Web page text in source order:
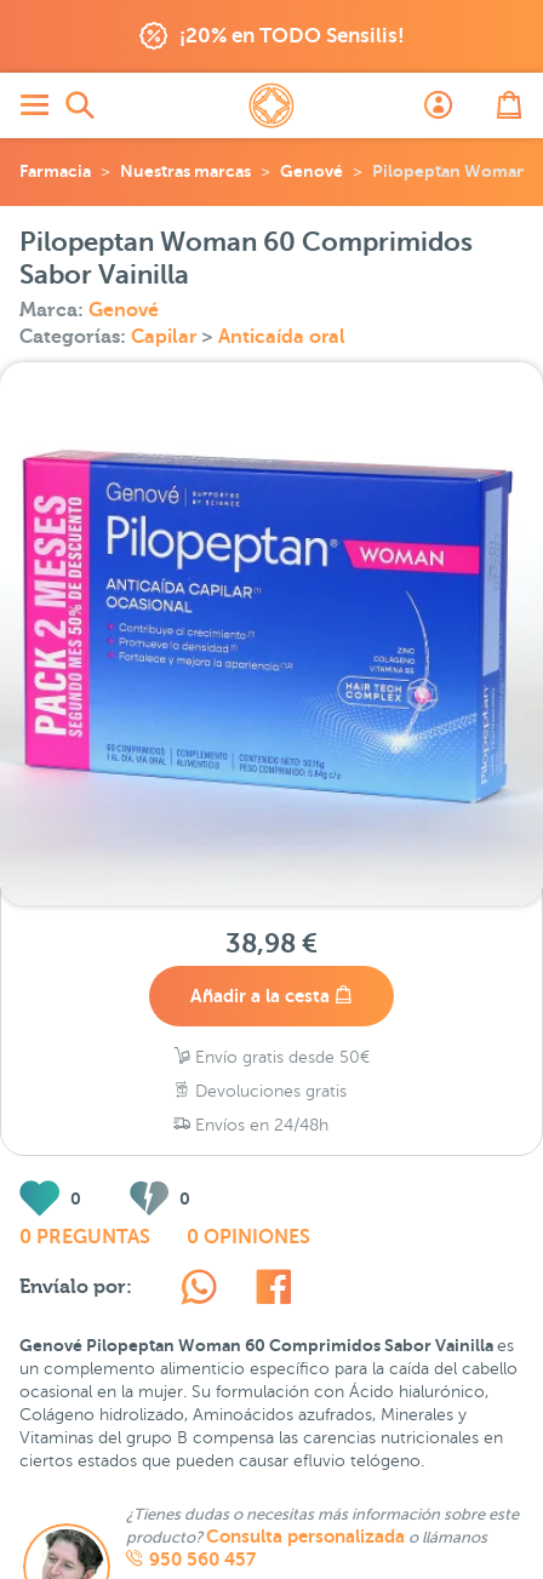
¡20% en TODO Sensilis!
Farmacia Nuestras marcas Genové Pilopeptan Woman
Pilopeptan Woman 60 Comprimidos
Sabor Vainilla
Marca: Genové
Categorías: Capilar > Anticaída oral
38,98 €
Añadir a la cesta
Envío gratis desde 50€
Devoluciones gratis
Envíos en 24/48h
0 0
0 PREGUNTAS 0 OPINIONES
Envíalo por:
Genové Pilopeptan Woman 60 Comprimidos Sabor Vainilla es
un complemento alimenticio específico para la caída del cabello
ocasional en la mujer. Su formulación con Ácido hialurónico,
Colágeno hidrolizado, Aminoácidos azufrados, Minerales y
Vitaminas del grupo B compensa las carencias nutricionales en
ciertos estados que pueden causar efluvio telógeno.
¿Tienes dudas o necesitas más información sobre este
producto?Consulta personalizada o llámanos
950 560 457